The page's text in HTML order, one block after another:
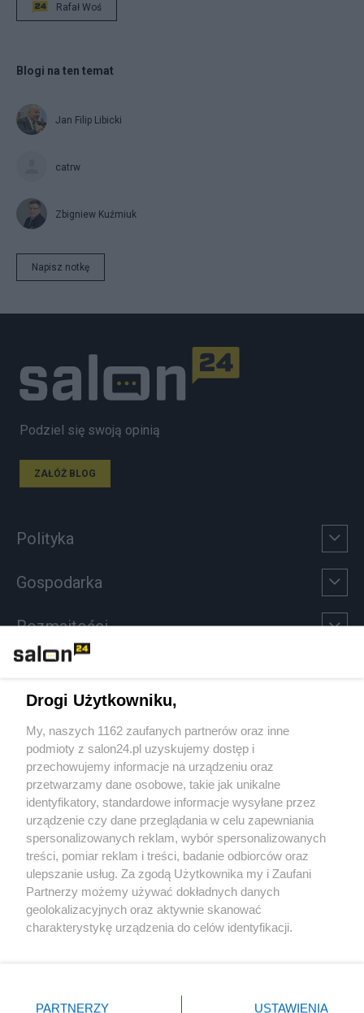
Rafał Woś
Blogi na ten temat
Jan Filip Libicki
catrw
Zbigniew Kuźmiuk
Napisz notkę
Podziel się swoją opinią
ZAŁÓŻ BLOG
Polityka
Gospodarka
Rozmaitości
Sport
Społeczeństwo
Kultura
X Facebook Instagram Youtube
Drogi Użytkowniku,
My, naszych 1162 zaufanych partnerów oraz inne
podmioty z salon24.pl uzyskujemy dostęp i
przechowujemy informacje na urządzeniu oraz
przetwarzamy dane osobowe, takie jak unikalne
identyfikatory, standardowe informacje wysyłane przez
urządzenie czy dane przeglądania w celu zapewniania
spersonalizowanych reklam, wybór spersonalizowanych
treści, pomiar reklam i treści, badanie odbiorców oraz
ulepszanie usług. Za zgodą Użytkownika my i Zaufani
Partnerzy możemy używać dokładnych danych
geolokalizacyjnych oraz aktywnie skanować
charakterystykę urządzenia do celów identyfikacji.
zmienić/wycofać klikając przycisk ustawień prywatności
PARTNERZY USTAWIENIA